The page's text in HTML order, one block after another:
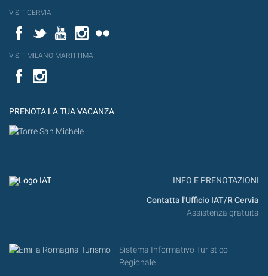
VISIT CERVIA
FacebookTwitterYouTubeInstagram
VISIT MILANO MARITTIMA
Facebook
PRENOTA LA TUA VACANZA
INFO E PRENOTAZIONI
Contatta l'Ufficio IAT/R Cervia
Assistenza gratuita
Sistema Informativo Turistico
Regionale